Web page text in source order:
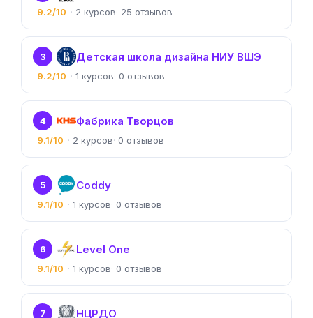
9.2/10 2 25
3 Детская школа дизайна НИУ ВШЭ
9.2/10 1 0
4 Фабрика Творцов
9.1/10 2 0
5 Coddy
9.1/10 1 0
6 Level One
9.1/10 1 0
7 НЦРДО